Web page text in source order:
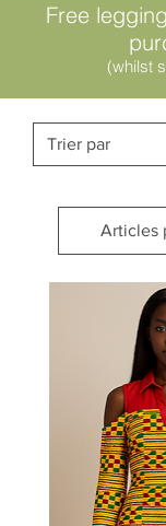
Free
(whilst
Articles